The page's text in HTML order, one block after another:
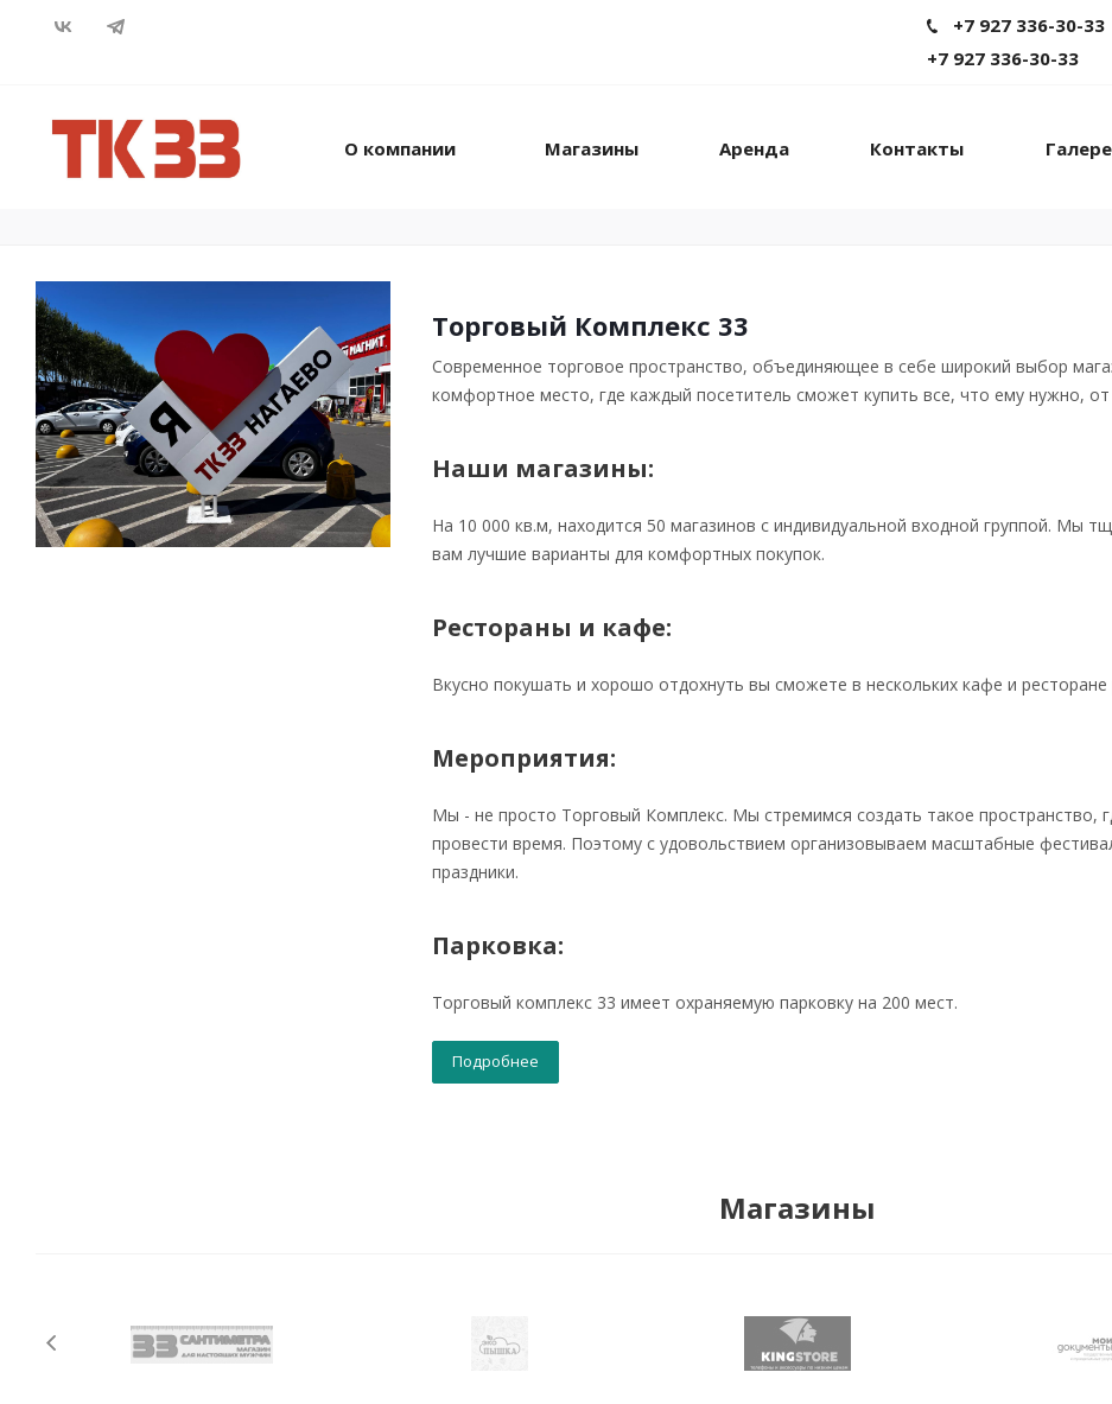
+7 927 336-30-33
+7 927 336-30-33
О компании Магазины Аренда Контакты
Торговый Комплекс 33
Cовременное торговое пространство, объединяющее в себе широкий выбор
комфортное место, где каждый посетитель сможет купить все, что ему нужно,
Наши магазины:
На 10 000 кв.м, находится 50 магазинов с индивидуальной входной группой. Мы
вам лучшие варианты для комфортных покупок.
Рестораны и кафе:
Вкусно покушать и хорошо отдохнуть вы сможете в нескольких кафе и
Мероприятия:
Мы - не просто Торговый Комплекс. Мы стремимся создать такое пространство,
провести время. Поэтому с удовольствием организовываем масштабные
праздники.
Парковка:
Торговый комплекс 33 имеет охраняемую парковку на 200 мест.
Подробнее
Магазины